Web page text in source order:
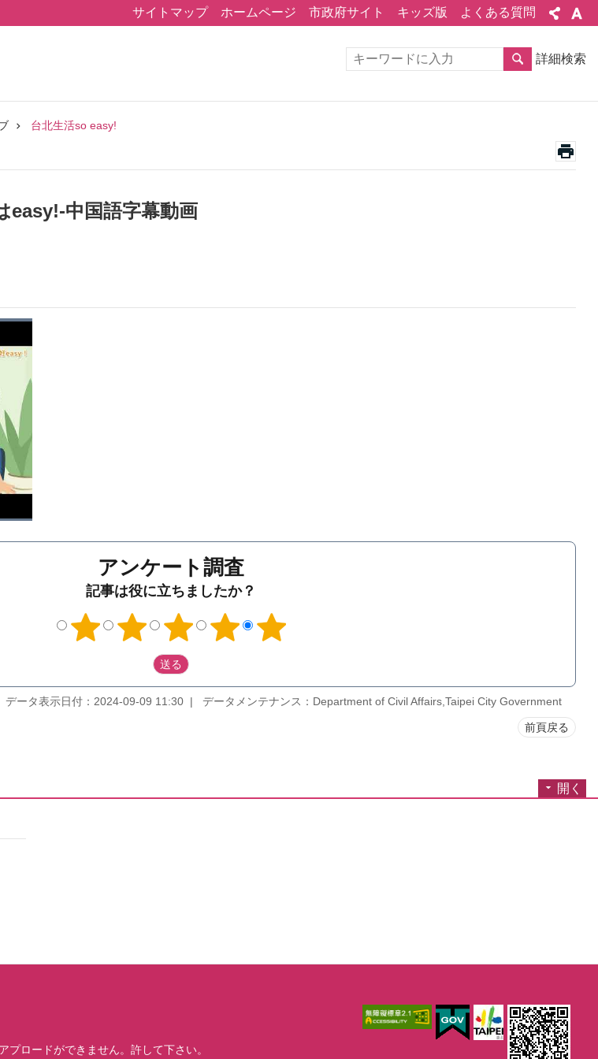
サイトマップ ホームページ 市政府サイト キッズ版 よくある質問
詳細検索
台北生活so easy!
easy!-中国語字幕動画
アンケート調査
記事は役に立ちましたか？
データ表示日付：2024-09-09 11:30 データメンテナンス：Department of Civil Affairs,Taipei City Government
前頁戻る
開く
ロードができません。許して下さい。